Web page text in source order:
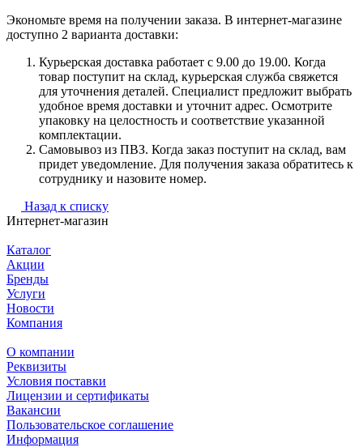
Экономьте время на получении заказа. В интернет-магазине
доступно 2 варианта доставки:
Курьерская доставка работает с 9.00 до 19.00. Когда
товар поступит на склад, курьерская служба свяжется
для уточнения деталей. Специалист предложит выбрать
удобное время доставки и уточнит адрес. Осмотрите
упаковку на целостность и соответствие указанной
комплектации.
Самовывоз из ПВЗ. Когда заказ поступит на склад, вам
придет уведомление. Для получения заказа обратитесь к
сотруднику и назовите номер.
Назад к списку
Интернет-магазин
Каталог
Акции
Бренды
Услуги
Новости
Компания
О компании
Реквизиты
Условия поставки
Лицензии и сертификаты
Вакансии
Пользовательское соглашение
Информация